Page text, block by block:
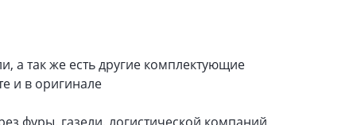
а так же есть другие комплектующие
и в оригинале